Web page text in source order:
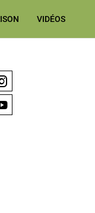
VIDÉOS
Comté
Instagram